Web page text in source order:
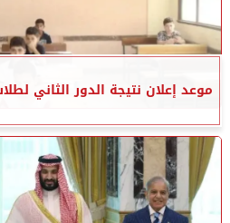
موعد إعلان نتيجة الدور الثاني لطلاب